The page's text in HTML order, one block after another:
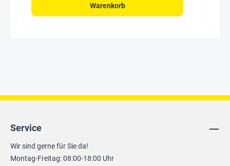
Warenkorb
Service
Wir sind gerne für Sie da!
Montag-Freitag: 08:00-18:00 Uhr